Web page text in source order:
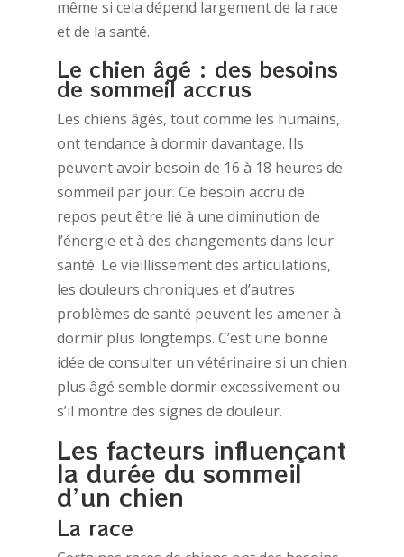
même si cela dépend largement de la race
et de la santé.
Le chien âgé : des besoins
de sommeil accrus
Les chiens âgés, tout comme les humains,
ont tendance à dormir davantage. Ils
peuvent avoir besoin de 16 à 18 heures de
sommeil par jour. Ce besoin accru de
repos peut être lié à une diminution de
l’énergie et à des changements dans leur
santé. Le vieillissement des articulations,
les douleurs chroniques et d’autres
problèmes de santé peuvent les amener à
dormir plus longtemps. C’est une bonne
idée de consulter un vétérinaire si un chien
plus âgé semble dormir excessivement ou
s’il montre des signes de douleur.
Les facteurs influençant
la durée du sommeil
d’un chien
La race